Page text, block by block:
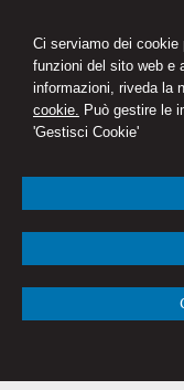
Ci serviamo dei
funzioni del sito web e
informazioni, riveda la
cookie. Può gestire le
'Gestisci Cookie'